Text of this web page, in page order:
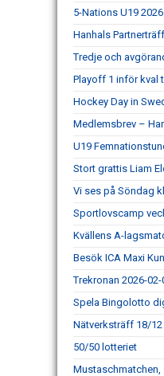
5-Nations U19 2026
Hanhals
Tredje och
Playoff 1 inför kval
Hockey Day in
Medlemsbrev –
U19
Stort grattis Liam
Vi ses på Söndag
Sportlovscamp
Kvällens A-
Besök ICA Maxi
Trekronan 2026-02-
Spela Bingolotto
Nätverksträff 18/12
50/50 lotteriet